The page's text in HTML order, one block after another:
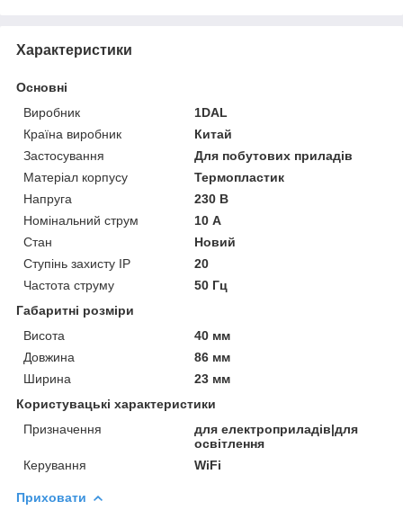
Характеристики
Основні
Виробник
1DAL
Країна виробник
Китай
Застосування
Для побутових приладів
Матеріал корпусу
Термопластик
Напруга
230 В
Номінальний струм
10 А
Стан
Новий
Ступінь захисту IP
20
Частота струму
50 Гц
Габаритні розміри
Висота
40 мм
Довжина
86 мм
Ширина
23 мм
Користувацькі характеристики
Призначення
для електроприладів|для
освітлення
Керування
WiFi
Приховати